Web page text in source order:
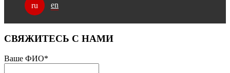
ru en
СВЯЖИТЕСЬ С НАМИ
Ваше ФИО*